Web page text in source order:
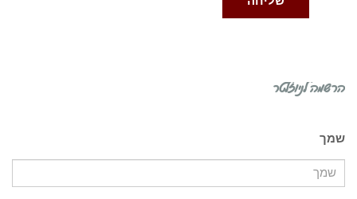
הרשמה לניוזלטר
שמך